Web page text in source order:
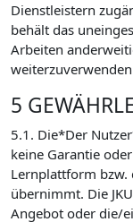
Dienstleistern
behält das
Arbeiten
5
5.1. Die*Der
keine Garantie
Lernplattform bzw.
übernimmt. Die
Angebot oder die/